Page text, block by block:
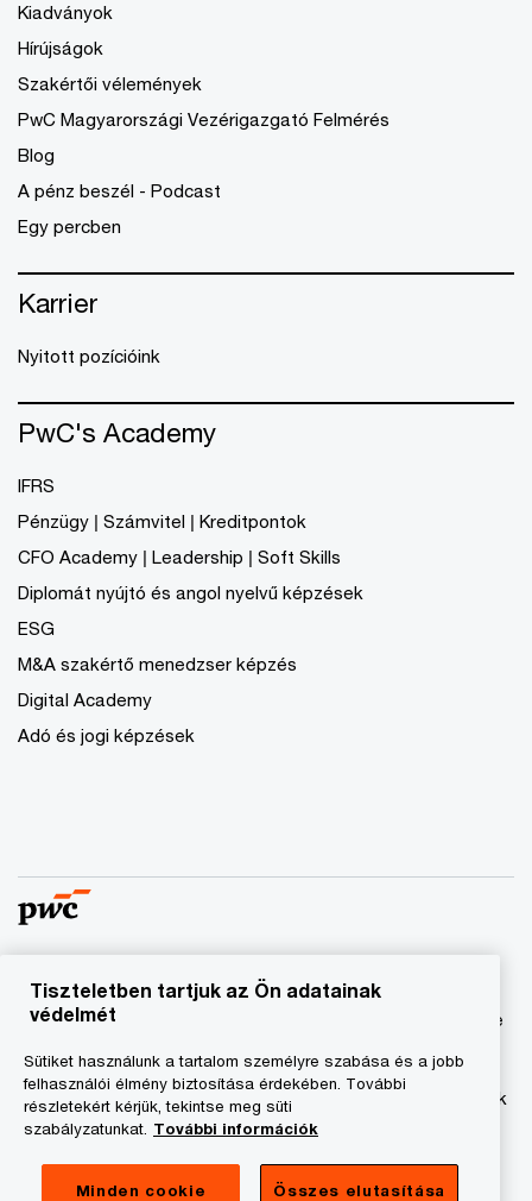
Kiadványok
Hírújságok
Szakértői vélemények
PwC Magyarországi Vezérigazgató Felmérés
Blog
A pénz beszél - Podcast
Egy percben
Karrier
Nyitott pozícióink
PwC's Academy
IFRS
Pénzügy | Számvitel | Kreditpontok
CFO Academy | Leadership | Soft Skills
Diplomát nyújtó és angol nyelvű képzések
ESG
M&A szakértő menedzser képzés
Digital Academy
Adó és jogi képzések
© 2023 - 2026 PwC. Minden jog fenntartva. A „PwC”
kifejezés a PricewaterhouseCoopers Könyvvizsgáló Kft.-re
amelyek az önálló és független jogi személyekből álló
PricewaterhouseCoopers International Limited hálózatának
tagja.
Adatkezelési tájékoztató
Tiszteletben tartjuk az Ön adatainak
védelmét
Sütiket használunk a tartalom személyre szabása és a jobb
felhasználói élmény biztosítása érdekében. További
részletekért kérjük, tekintse meg süti
szabályzatunkat. További információk
Minden cookie Összes elutasítása